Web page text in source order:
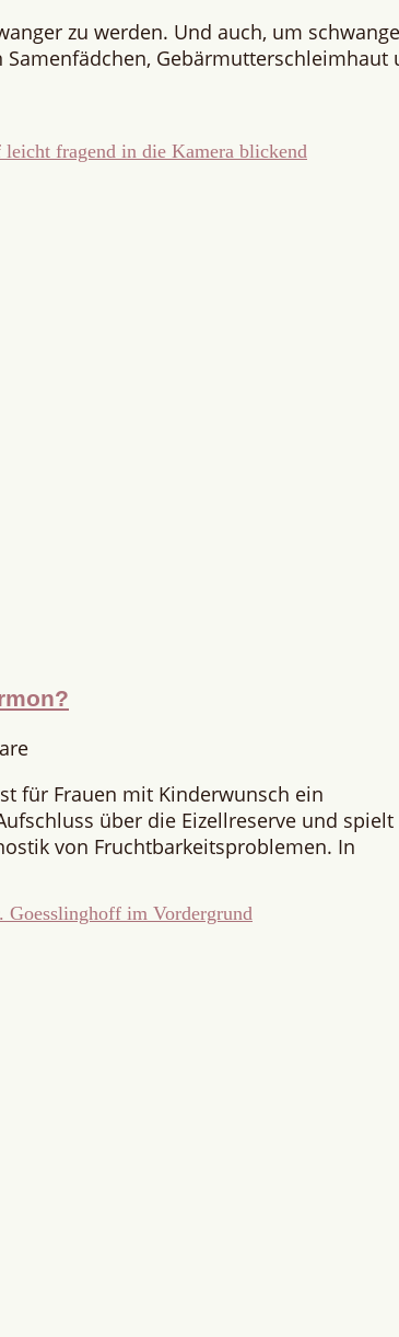
zu werden. Und auch, um
Gebärmutterschleimhaut
für Frauen mit Kinderwunsch ein
über die Eizellreserve und
von Fruchtbarkeitsproblemen. In